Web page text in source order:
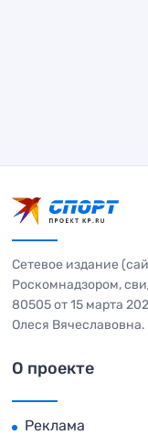
Сетевое издание
Роскомнадзором,
80505 от 15 марта
Олеся Вячеславовна.
О проекте
Реклама